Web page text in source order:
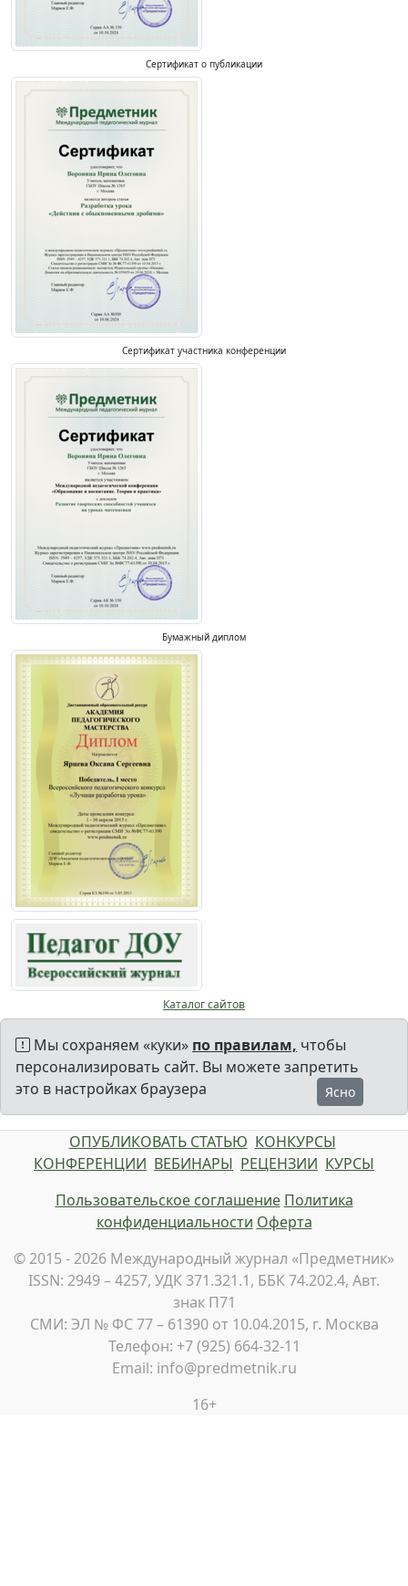
Сертификат о публикации
Сертификат участника конференции
Бумажный диплом
Каталог сайтов
Мы сохраняем «куки» по правилам, чтобы
персонализировать сайт. Вы можете запретить
это в настройках браузера
Ясно
ОПУБЛИКОВАТЬ СТАТЬЮ КОНКУРСЫ
КОНФЕРЕНЦИИ ВЕБИНАРЫ РЕЦЕНЗИИ КУРСЫ
Пользовательское соглашение Политика
конфиденциальности Оферта
© 2015 - 2026 Международный журнал «Предметник»
ISSN: 2949 – 4257, УДК 371.321.1, ББК 74.202.4, Авт.
знак П71
СМИ: ЭЛ № ФС 77 – 61390 от 10.04.2015, г. Москва
Телефон: +7 (925) 664-32-11
Email: info@predmetnik.ru
16+